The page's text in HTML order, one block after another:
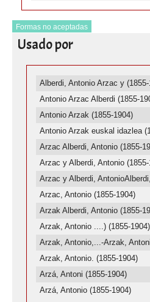
Formas no aceptadas
Usado por
Alberdi, Antonio Arzac y (1855-
Antonio Arzac Alberdi (1855-
Antonio Arzak (1855-1904)
Antonio Arzak euskal idazlea
Arzac Alberdi, Antonio (1855-
Arzac y Alberdi, Antonio (1855-
Arzac y Alberdi,
Arzac, Antonio (1855-1904)
Arzak Alberdi, Antonio (1855-
Arzak, Antonio ....) (1855-1904)
Arzak, Antonio,...-Arzak,
Arzak, Antonio. (1855-1904)
Arzá, Antoni (1855-1904)
Arzá, Antonio (1855-1904)